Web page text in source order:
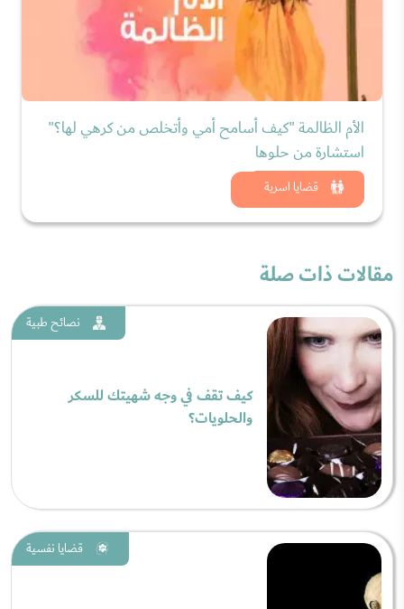
قضايا اسرية
الأم الظالمة "كيف أسامح أمي وأتخلص من كرهي لها؟"
استشارة من حلوها
شاهد الان
مقالات ذات صلة
نصائح طبية
كيف تقف في وجه شهيتك للسكر
والحلويات؟
قضايا نفسية